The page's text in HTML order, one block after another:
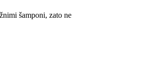
šamponi, zato ne